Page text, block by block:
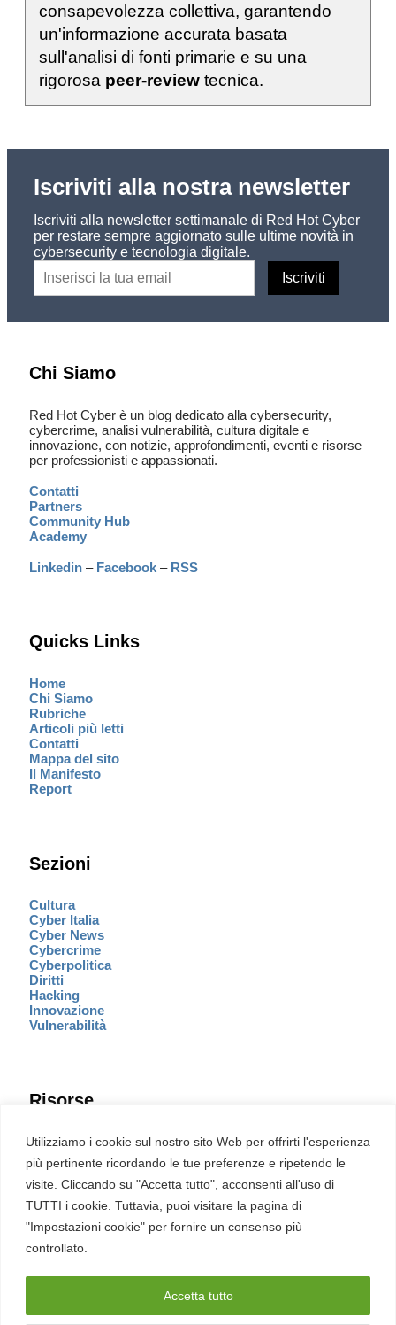
Utilizziamo i cookie sul nostro sito Web per offrirti l'esperienza
più pertinente ricordando le tue preferenze e ripetendo le
visite. Cliccando su "Accetta tutto", acconsenti all'uso di
TUTTI i cookie. Tuttavia, puoi visitare la pagina di
"Impostazioni cookie" per fornire un consenso più
controllato.
Accetta tutto
consapevolezza collettiva, garantendo
un'informazione accurata basata
sull'analisi di fonti primarie e su una
rigorosa peer-review tecnica.
Iscriviti alla nostra newsletter
Iscriviti alla newsletter settimanale di Red Hot Cyber
per restare sempre aggiornato sulle ultime novità in
cybersecurity e tecnologia digitale.
Chi Siamo
Red Hot Cyber è un blog dedicato alla cybersecurity,
cybercrime, analisi vulnerabilità, cultura digitale e
innovazione, con notizie, approfondimenti, eventi e risorse
per professionisti e appassionati.
Contatti
Partners
Community Hub
Academy
Linkedin – Facebook – RSS
Quicks Links
Home
Chi Siamo
Rubriche
Articoli più letti
Contatti
Mappa del sito
Il Manifesto
Report
Sezioni
Cultura
Cyber Italia
Cyber News
Cybercrime
Cyberpolitica
Diritti
Hacking
Innovazione
Vulnerabilità
Risorse
Eventi
Fumetto Cyber
Newsletter
Servizi
Pubblicità
English
Ultime CVE critiche